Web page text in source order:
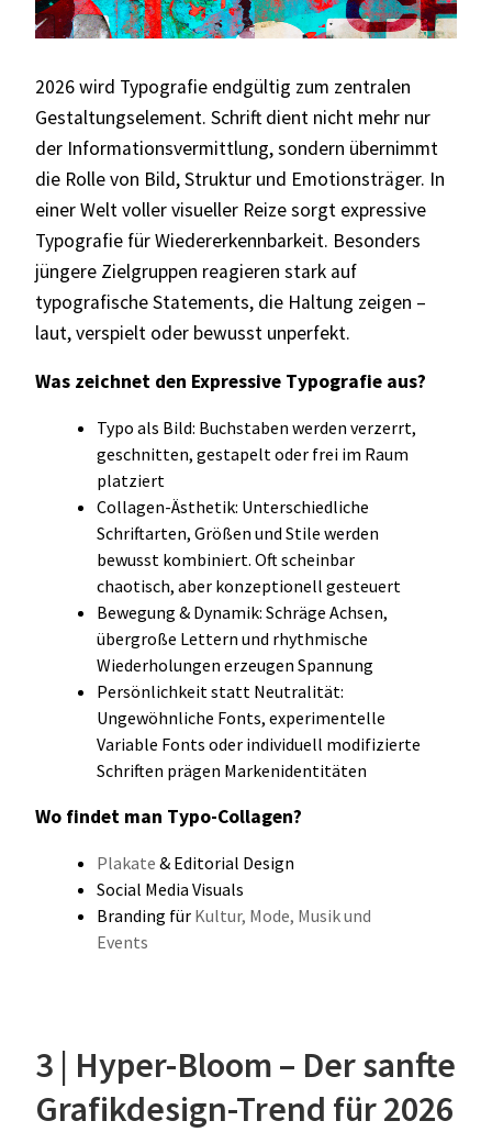
2026 wird Typografie endgültig zum zentralen
Gestaltungselement. Schrift dient nicht mehr nur
der Informationsvermittlung, sondern übernimmt
die Rolle von Bild, Struktur und Emotionsträger. In
einer Welt voller visueller Reize sorgt expressive
Typografie für Wiedererkennbarkeit. Besonders
jüngere Zielgruppen reagieren stark auf
typografische Statements, die Haltung zeigen –
laut, verspielt oder bewusst unperfekt.
Was zeichnet den Expressive Typografie aus?
Typo als Bild: Buchstaben werden verzerrt,
geschnitten, gestapelt oder frei im Raum
platziert
Collagen-Ästhetik: Unterschiedliche
Schriftarten, Größen und Stile werden
bewusst kombiniert. Oft scheinbar
chaotisch, aber konzeptionell gesteuert
Bewegung & Dynamik: Schräge Achsen,
übergroße Lettern und rhythmische
Wiederholungen erzeugen Spannung
Persönlichkeit statt Neutralität:
Ungewöhnliche Fonts, experimentelle
Variable Fonts oder individuell modifizierte
Schriften prägen Markenidentitäten
Wo findet man Typo-Collagen?
Plakate & Editorial Design
Social Media Visuals
Branding für Kultur, Mode, Musik und
Events
3 | Hyper-Bloom – Der sanfte
Grafikdesign-Trend für 2026